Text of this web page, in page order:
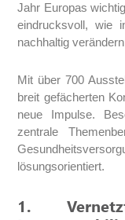
Jahr Europas
eindrucksvoll, wie
nachhaltig
Mit über 700
breit gefächerten
neue Impulse.
zentrale
lösungsorientiert.
1.